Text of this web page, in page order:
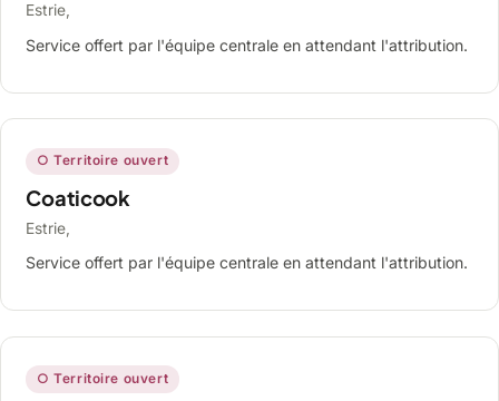
Estrie,
Service offert par l'équipe centrale en attendant l'attribution.
○ Territoire ouvert
Coaticook
Estrie,
Service offert par l'équipe centrale en attendant l'attribution.
○ Territoire ouvert